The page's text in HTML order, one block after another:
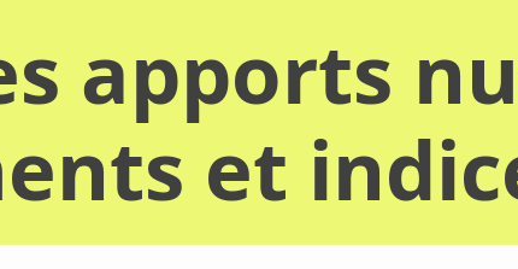
apports
et